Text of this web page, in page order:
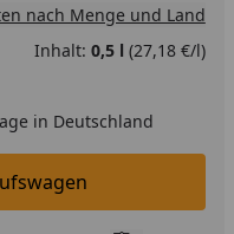
nach Menge und Land
Inhalt: 0,5 l (27,18 €/l)
in Deutschland
Einkaufswagen legen